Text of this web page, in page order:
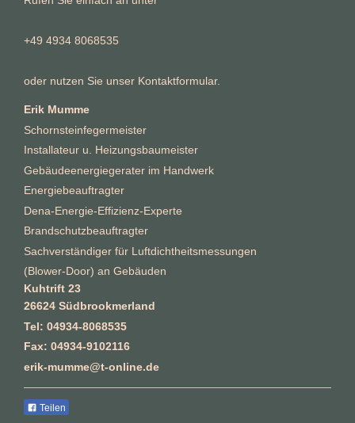
+49 4934 8068535
oder nutzen Sie unser Kontaktformular.
Erik Mumme
Schornsteinfegermeister
Installateur u. Heizungsbaumeister
Gebäudeenergiegerater im Handwerk
Energiebeauftragter
Dena-Energie-Effizienz-Experte
Brandschutzbeauftragter
Sachverständiger für Luftdichtheitsmessungen
(Blower-Door) an Gebäuden
Kuhtrift 23
26624 Südbrookmerland
Tel: 04934-8068535
Fax: 04934-9102116
erik-mumme@t-online.de
Teilen